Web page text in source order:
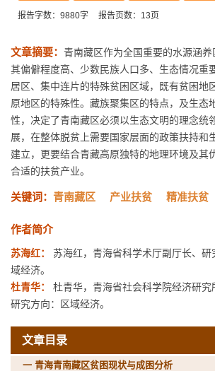
报告字数：9880字 报告页数：13页
文章摘要： 青南藏区作为全国重要的水源涵养
其偏僻程度高、少数民族人口多、生态情况重
居区、集中连片的特殊贫困区域，既有贫困地
原地区的特殊性。藏族聚集区的特点，及生态
性，决定了青南藏区必须以生态文明的理念统
展，在整体脱贫上需要国家层面的政策扶持和
建立，更要结合青藏高原独特的地理环境及其
合适的扶贫产业。
关键词： 青南藏区 产业扶贫 精准扶贫
作者简介
苏海红：
苏海红，青海省科学术厅副厅长、研
域经济。
杜青华：
杜青华，青海省社会科学院经济研究
研究方向：区域经济。
文章目录
一 青海青南藏区贫困现状与成困分析